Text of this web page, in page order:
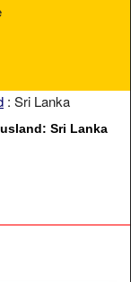
: Sri Lanka
Sri Lanka